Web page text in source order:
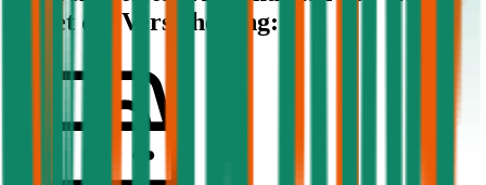
kostet die Versicherung: